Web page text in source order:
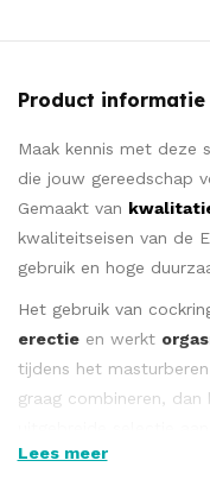
Product informatie
Maak kennis met deze
die jouw gereedschap
Gemaakt van
kwaliteitseisen van de
gebruik en hoge
Het gebruik van
erectieen werkt
tijdens het
graag combineren,
GIDDY UP en Maxx’Oh
Lees meer